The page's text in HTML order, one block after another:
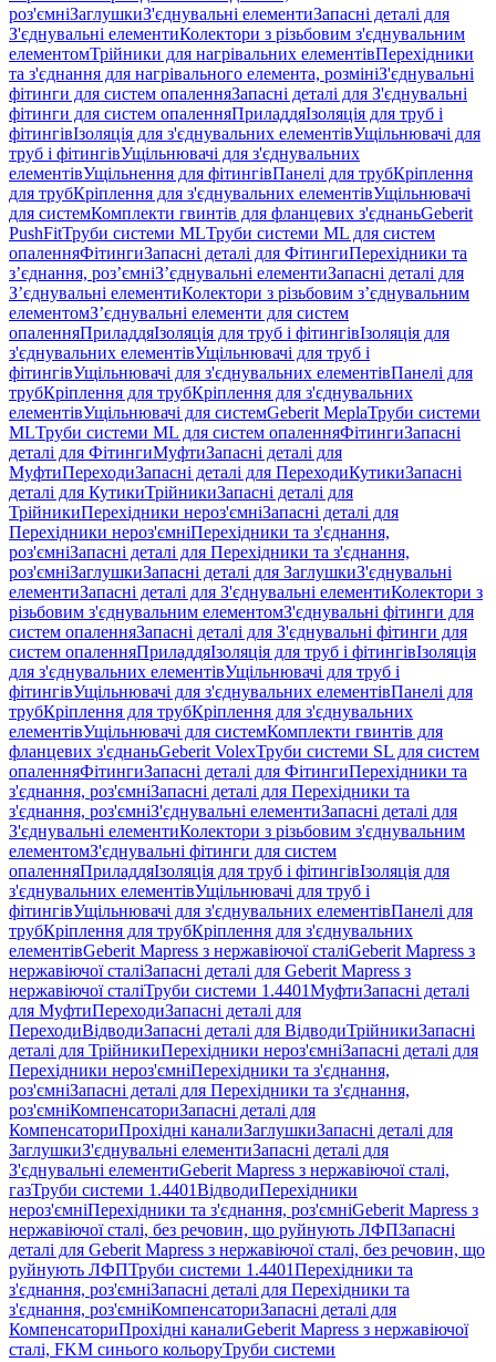
роз'ємніЗаглушкиЗ'єднувальні елементиЗапасні деталі для
З'єднувальні елементиКолектори з різьбовим з'єднувальним
елементомТрійники для нагрівальних елементівПерехідники
та з'єднання для нагрівального елемента, розмініЗ'єднувальні
фітинги для систем опаленняЗапасні деталі для З'єднувальні
фітинги для систем опаленняПриладдяІзоляція для труб і
фітингівІзоляція для з'єднувальних елементівУщільнювачі для
труб і фітингівУщільнювачі для з'єднувальних
елементівУщільнення для фітингівПанелі для трубКріплення
для трубКріплення для з'єднувальних елементівУщільнювачі
для системКомплекти гвинтів для фланцевих з'єднаньGeberit
PushFitТруби системи MLТруби системи ML для систем
опаленняФітингиЗапасні деталі для ФітингиПерехідники та
з’єднання, роз’ємніЗ’єднувальні елементиЗапасні деталі для
З’єднувальні елементиКолектори з різьбовим з’єднувальним
елементомЗ’єднувальні елементи для систем
опаленняПриладдяІзоляція для труб і фітингівІзоляція для
з'єднувальних елементівУщільнювачі для труб і
фітингівУщільнювачі для з'єднувальних елементівПанелі для
трубКріплення для трубКріплення для з'єднувальних
елементівУщільнювачі для системGeberit MeplaТруби системи
MLТруби системи ML для систем опаленняФітингиЗапасні
деталі для ФітингиМуфтиЗапасні деталі для
МуфтиПереходиЗапасні деталі для ПереходиКутикиЗапасні
деталі для КутикиТрійникиЗапасні деталі для
ТрійникиПерехідники нероз'ємніЗапасні деталі для
Перехідники нероз'ємніПерехідники та з'єднання,
роз'ємніЗапасні деталі для Перехідники та з'єднання,
роз'ємніЗаглушкиЗапасні деталі для ЗаглушкиЗ'єднувальні
елементиЗапасні деталі для З'єднувальні елементиКолектори з
різьбовим з'єднувальним елементомЗ'єднувальні фітинги для
систем опаленняЗапасні деталі для З'єднувальні фітинги для
систем опаленняПриладдяІзоляція для труб і фітингівІзоляція
для з'єднувальних елементівУщільнювачі для труб і
фітингівУщільнювачі для з'єднувальних елементівПанелі для
трубКріплення для трубКріплення для з'єднувальних
елементівУщільнювачі для системКомплекти гвинтів для
фланцевих з'єднаньGeberit VolexТруби системи SL для систем
опаленняФітингиЗапасні деталі для ФітингиПерехідники та
з'єднання, роз'ємніЗапасні деталі для Перехідники та
з'єднання, роз'ємніЗ'єднувальні елементиЗапасні деталі для
З'єднувальні елементиКолектори з різьбовим з'єднувальним
елементомЗ'єднувальні фітинги для систем
опаленняПриладдяІзоляція для труб і фітингівІзоляція для
з'єднувальних елементівУщільнювачі для труб і
фітингівУщільнювачі для з'єднувальних елементівПанелі для
трубКріплення для трубКріплення для з'єднувальних
елементівGeberit Mapress з нержавіючої сталіGeberit Mapress з
нержавіючої сталіЗапасні деталі для Geberit Mapress з
нержавіючої сталіТруби системи 1.4401МуфтиЗапасні деталі
для МуфтиПереходиЗапасні деталі для
ПереходиВідводиЗапасні деталі для ВідводиТрійникиЗапасні
деталі для ТрійникиПерехідники нероз'ємніЗапасні деталі для
Перехідники нероз'ємніПерехідники та з'єднання,
роз'ємніЗапасні деталі для Перехідники та з'єднання,
роз'ємніКомпенсаториЗапасні деталі для
КомпенсаториПрохідні каналиЗаглушкиЗапасні деталі для
ЗаглушкиЗ'єднувальні елементиЗапасні деталі для
З'єднувальні елементиGeberit Mapress з нержавіючої сталі,
газТруби системи 1.4401ВідводиПерехідники
нероз'ємніПерехідники та з'єднання, роз'ємніGeberit Mapress з
нержавіючої сталі, без речовин, що руйнують ЛФПЗапасні
деталі для Geberit Mapress з нержавіючої сталі, без речовин, що
руйнують ЛФПТруби системи 1.4401Перехідники та
з'єднання, роз'ємніЗапасні деталі для Перехідники та
з'єднання, роз'ємніКомпенсаториЗапасні деталі для
КомпенсаториПрохідні каналиGeberit Mapress з нержавіючої
сталі, FKM синього кольоруТруби системи